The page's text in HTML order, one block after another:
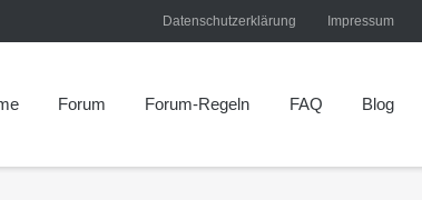
Datenschutzerklärung Impressum
Forum Forum-Regeln FAQ Blog